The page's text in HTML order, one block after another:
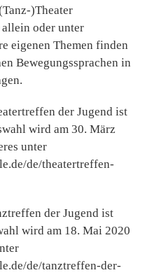
)Theater
allein oder unter
eigenen Themen finden
Bewegungssprachen in
der Jugend ist
wird am 30. März
unter
de/theatertreffen-
der Jugend ist
wird am 18. Mai 2020
de/tanztreffen-der-